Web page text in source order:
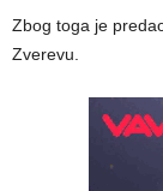
Zbog toga je
Zverevu.